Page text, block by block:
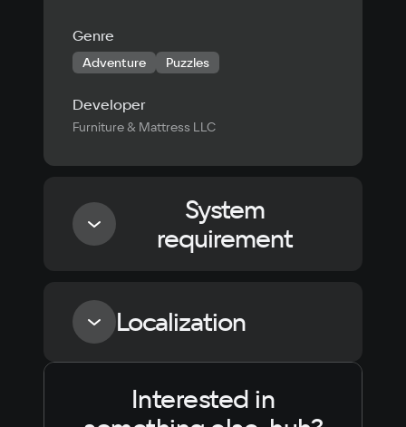
Genre
Adventure Puzzles
Developer
Furniture & Mattress LLC
System
requirement
Minimum
Processor
Memory
Localization
Language
Russian
Text Voiceover
Interested in